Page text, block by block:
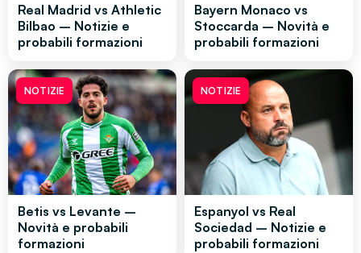
Real Madrid vs Athletic
Bilbao – Notizie e
probabili formazioni
Bayern Monaco vs
Stoccarda – Novità e
probabili formazioni
NOTIZIE
Betis vs Levante –
Novità e probabili
formazioni
NOTIZIE
Espanyol vs Real
Sociedad – Notizie e
probabili formazioni